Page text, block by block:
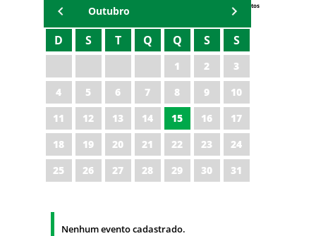
Eventos
Outubro
D S T Q Q S S
1 2
3
4
5 6 7 8 9
10
11
12 13 14 15 16
17
18
19 20 21 22 23
24
25
26 27 28 29 30 31
Nenhum evento cadastrado.